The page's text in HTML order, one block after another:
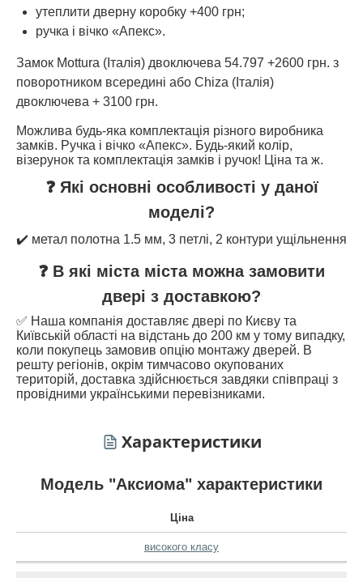
утеплити дверну коробку +400 грн;
ручка і вічко «Апекс».
Замок Mottura (Італія) двоключева 54.797 +2600 грн. з
поворотником всередині або Chiza (Італія)
двоключева + 3100 грн.
Можлива будь-яка комплектація різного виробника
замків. Ручка і вічко «Апекс». Будь-який колір,
візерунок та комплектація замків і ручок! Ціна та ж.
❓ Які основні особливості у даної
моделі?
✔️ метал полотна 1.5 мм, 3 петлі, 2 контури ущільнення
❓ В які міста міста можна замовити
двері з доставкою?
✅ Наша компанія доставляє двері по Києву та
Київській області на відстань до 200 км у тому випадку,
коли покупець замовив опцію монтажу дверей. В
решту регіонів, окрім тимчасово окупованих
територій, доставка здійснюється завдяки співпраці з
провідними українськими перевізниками.
Характеристики
Модель "Аксиома" характеристики
Ціна
високого класу